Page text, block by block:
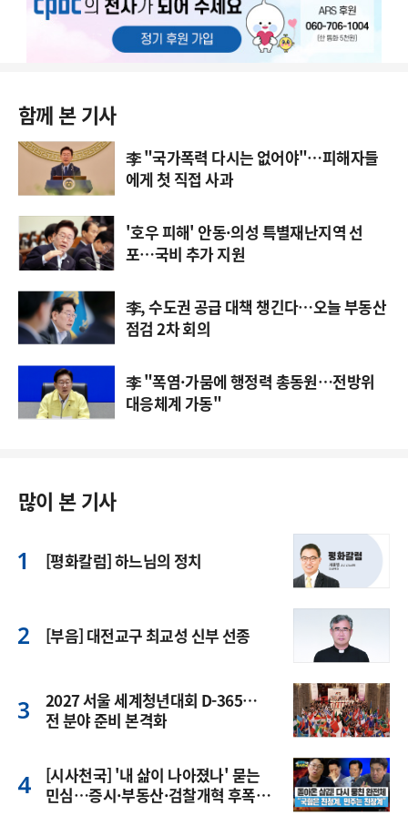
함께 본 기사
李 "국가폭력 다시는 없어야"…피해자들
에게 첫 직접 사과
'호우 피해' 안동·의성 특별재난지역 선
포…국비 추가 지원
李, 수도권 공급 대책 챙긴다…오늘 부동산
점검 2차 회의
李 "폭염·가뭄에 행정력 총동원…전방위
대응체계 가동"
많이 본 기사
[평화칼럼] 하느님의 정치
[부음] 대전교구 최교성 신부 선종
2027 서울 세계청년대회 D-365…
전 분야 준비 본격화
[시사천국] '내 삶이 나아졌나' 묻는
민심…증시·부동산·검찰개혁 후폭